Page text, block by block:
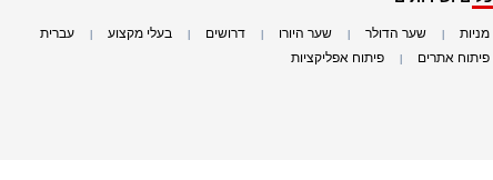
מניות שער הדולר שער היורו דרושים בעלי מקצוע עברית
פיתוח אתרים פיתוח אפליקציות